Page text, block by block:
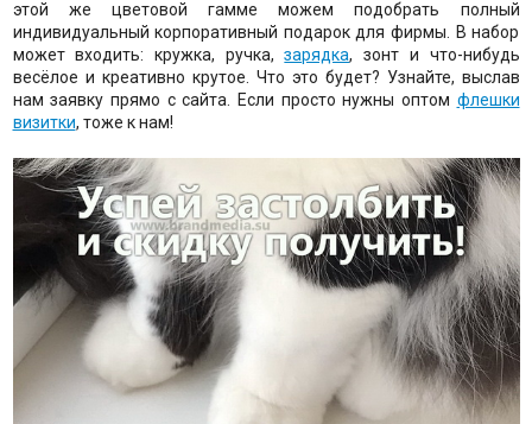
этой же цветовой гамме можем подобрать полный
индивидуальный корпоративный подарок для фирмы. В набор
может входить: кружка, ручка,зарядка, зонт и что-нибудь
весёлое и креативно крутое. Что это будет? Узнайте, выслав
нам заявку прямо с сайта. Если просто нужны оптом флешки
визитки, тоже к нам!